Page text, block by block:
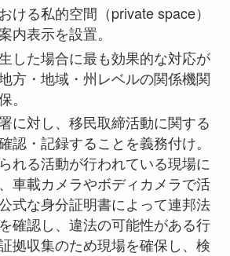
ける私的空間（private space）
内表示を設置。
した場合に最も効果的な対応が
方・地域・州レベルの関係機関
。
に対し、移民取締活動に関する
認・記録することを義務付け。
れる活動が行われている現場に
車載カメラやボディカメラで活
式な身分証明書によって連邦法
確認し、違法の可能性がある行
拠収集のため現場を確保し、検